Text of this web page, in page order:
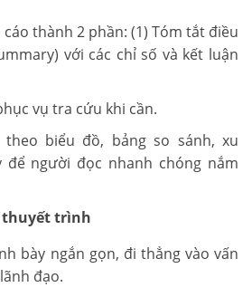
thành 2 phần: (1) Tóm tắt điều
với các chỉ số và kết luận
vụ tra cứu khi cần.
biểu đồ, bảng so sánh, xu
để người đọc nhanh chóng nắm
thuyết trình
bày ngắn gọn, đi thẳng vào vấn
đạo.